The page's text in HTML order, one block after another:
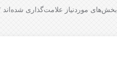
بخش‌های موردنیاز علامت‌گذاری شده‌اند